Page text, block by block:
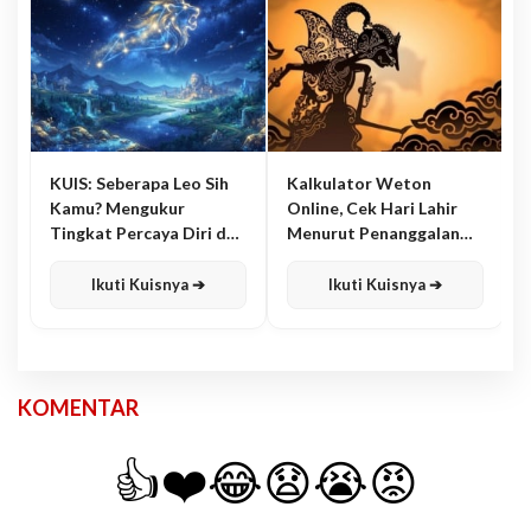
KUIS: Seberapa Leo Sih
Kamu? Mengukur
Tingkat Percaya Diri dan
Ikuti Kuisnya ➔
Kalkulator Weton
Online, Cek Hari Lahir
Menurut Penanggalan
Ikuti Kuisnya ➔
KOMENTAR
👍❤️😂😧😭😡